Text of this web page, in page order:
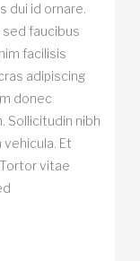
dui id ornare.
sed faucibus
facilisis
adipiscing
donec
Sollicitudin nibh
Et
vitae